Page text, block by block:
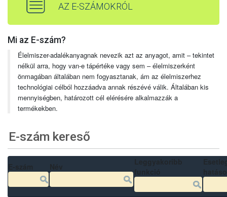
AZ E-SZÁMOKRÓL
Mi az E-szám?
Élelmiszer-adalékanyagnak nevezik azt az anyagot, amit – tekintet
nélkül arra, hogy van-e tápértéke vagy sem – élelmiszerként
önmagában általában nem fogyasztanak, ám az élelmiszerhez
technológiai célból hozzáadva annak részévé válik. Általában kis
mennyiségben, határozott cél elérésére alkalmazzák a
termékekben.
E-szám kereső